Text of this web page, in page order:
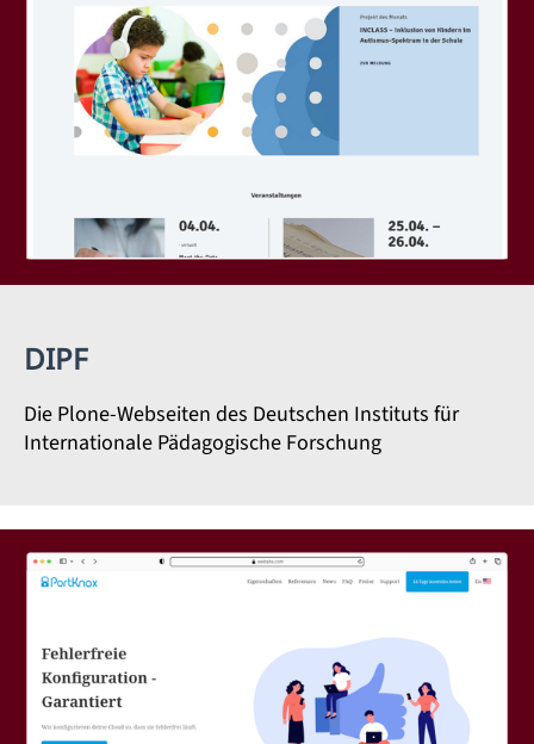
DIPF
Die Plone-Webseiten des Deutschen Instituts für
Internationale Pädagogische Forschung